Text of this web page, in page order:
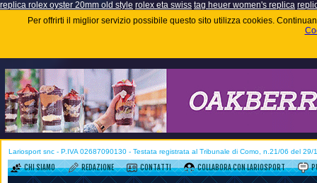
replica rolex oyster 20mm old style rolex eta swiss tag heuer women's replica
Per offrirti il miglior servizio possibile questo sito utilizza cookies.
Lariosport snc - P.IVA 02687090130 - Testata registrata al Tribunale di Como, n.21/06 del 29/
CHI SIAMO REDAZIONE CONTATTI COLLABORA CON LARIOSPORT